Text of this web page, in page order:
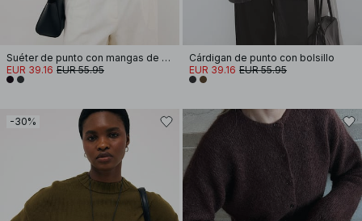
Suéter de punto con mangas de botón
EUR 39.16 EUR 55.95
Cárdigan de punto con bolsillo
EUR 39.16 EUR 55.95
-30%